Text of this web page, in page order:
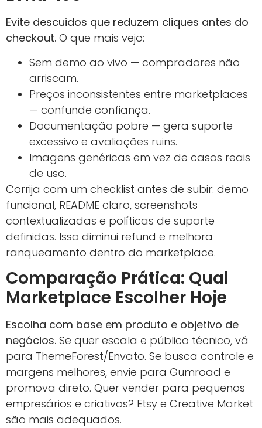
Evite descuidos que reduzem cliques antes do
checkout. O que mais vejo:
Sem demo ao vivo — compradores não
arriscam.
Preços inconsistentes entre marketplaces
— confunde confiança.
Documentação pobre — gera suporte
excessivo e avaliações ruins.
Imagens genéricas em vez de casos reais
de uso.
Corrija com um checklist antes de subir: demo
funcional, README claro, screenshots
contextualizadas e políticas de suporte
definidas. Isso diminui refund e melhora
ranqueamento dentro do marketplace.
Comparação Prática: Qual
Marketplace Escolher Hoje
Escolha com base em produto e objetivo de
negócios. Se quer escala e público técnico, vá
para ThemeForest/Envato. Se busca controle e
margens melhores, envie para Gumroad e
promova direto. Quer vender para pequenos
empresários e criativos? Etsy e Creative Market
são mais adequados.